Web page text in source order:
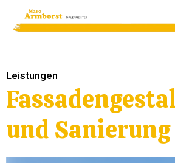
Leistungen
und Sanierung